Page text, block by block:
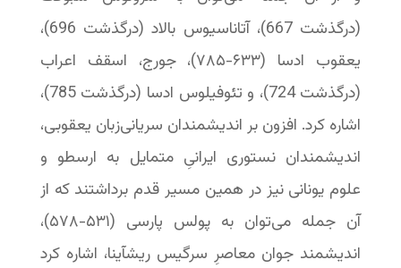
(درگذشت 667)، آتاناسیوس بالاد (درگذشت 696)،
یعقوب ادسا (۶۳۳-‏۷۸۵)، جورج، اسقف اعراب
(درگذشت 724)، و تئوفیلوس ادسا (درگذشت 785)،
اشاره کرد. افزون بر اندیشمندان سریانی‌زبان یعقوبی،
اندیشمندان نستوری ایرانیِ متمایل به ارسطو و
علوم یونانی نیز در همین مسیر قدم برداشتند که از
آن جمله می‌توان به پولس پارسی (۵۳۱-‏۵۷۸)،
اندیشمند جوان معاصرِ سرگیس ریشآینا، اشاره کرد